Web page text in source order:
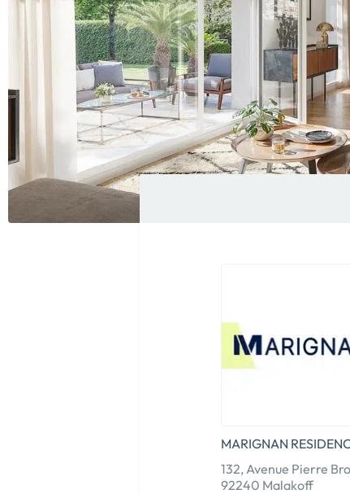
MARIGNAN
132, Avenue Pierre
92240 Malakoff